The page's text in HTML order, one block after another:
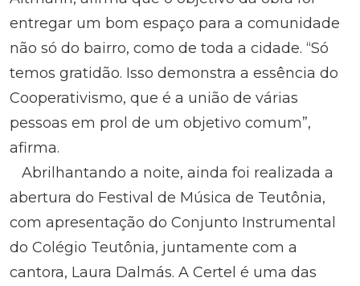
entregar um bom espaço para a comunidade
não só do bairro, como de toda a cidade. “Só
temos gratidão. Isso demonstra a essência do
Cooperativismo, que é a união de várias
pessoas em prol de um objetivo comum”,
afirma.
Abrilhantando a noite, ainda foi realizada a
abertura do Festival de Música de Teutônia,
com apresentação do Conjunto Instrumental
do Colégio Teutônia, juntamente com a
cantora, Laura Dalmás. A Certel é uma das